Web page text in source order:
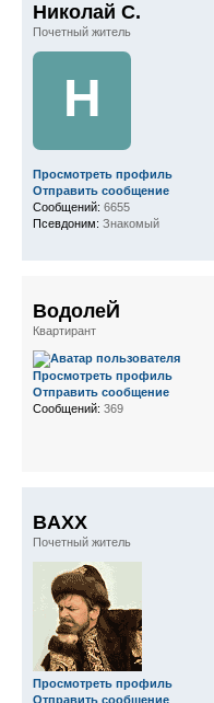
Николай С.
Почетный житель
Н
Просмотреть профиль
Отправить сообщение
Сообщений: 6655
Псевдоним: Знакомый
ВодолеЙ
Квартирант
Просмотреть профиль
Отправить сообщение
Сообщений: 369
BAXX
Почетный житель
Просмотреть профиль
Отправить сообщение